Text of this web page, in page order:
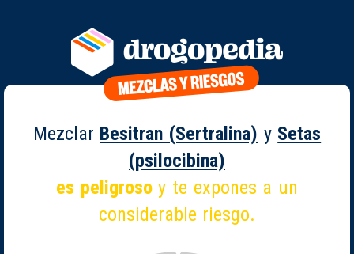
Mezclar Besitran (Sertralina) y Setas
(psilocibina)
es peligrosoy te expones a un
considerable riesgo.